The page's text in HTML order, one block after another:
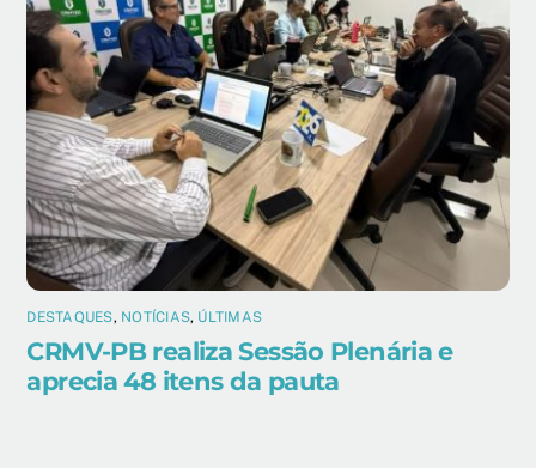
DESTAQUES, NOTÍCIAS, ÚLTIMAS
CRMV-PB realiza Sessão Plenária e
aprecia 48 itens da pauta